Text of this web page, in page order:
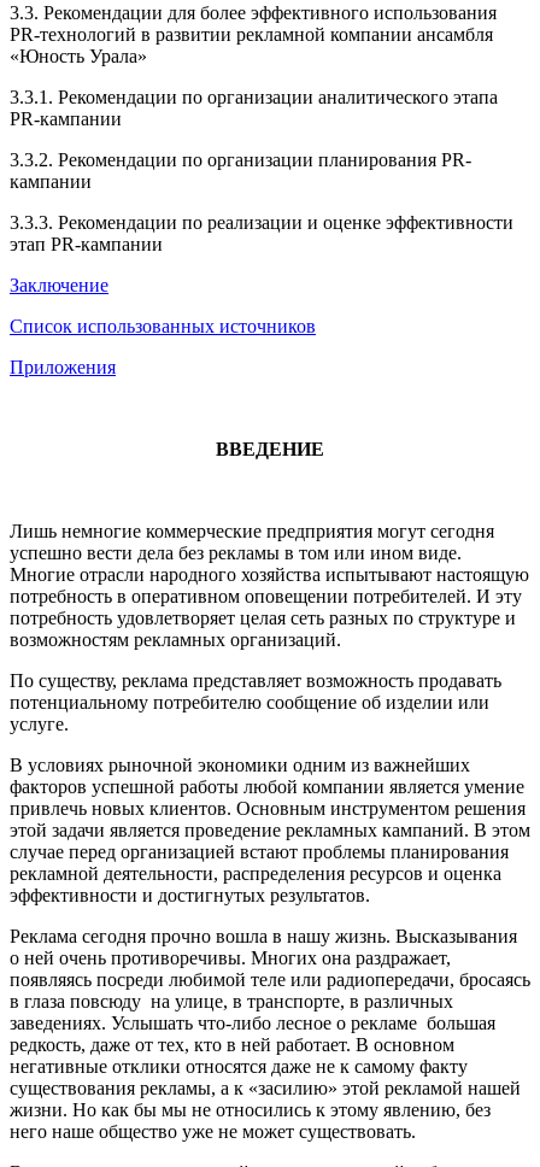
3.3. Рекомендации для более эффективного использования
PR-технологий в развитии рекламной компании ансамбля
«Юность Урала»
3.3.1. Рекомендации по организации аналитического этапа
PR-кампании
3.3.2. Рекомендации по организации планирования PR-
кампании
3.3.3. Рекомендации по реализации и оценке эффективности
этап PR-кампании
Заключение
Список использованных источников
Приложения
ВВЕДЕНИЕ
Лишь немногие коммерческие предприятия могут сегодня
успешно вести дела без рекламы в том или ином виде.
Многие отрасли народного хозяйства испытывают настоящую
потребность в оперативном оповещении потребителей. И эту
потребность удовлетворяет целая сеть разных по структуре и
возможностям рекламных организаций.
По существу, реклама представляет возможность продавать
потенциальному потребителю сообщение об изделии или
услуге.
В условиях рыночной экономики одним из важнейших
факторов успешной работы любой компании является умение
привлечь новых клиентов. Основным инструментом решения
этой задачи является проведение рекламных кампаний. В этом
случае перед организацией встают проблемы планирования
рекламной деятельности, распределения ресурсов и оценка
эффективности и достигнутых результатов.
Реклама сегодня прочно вошла в нашу жизнь. Высказывания
о ней очень противоречивы. Многих она раздражает,
появляясь посреди любимой теле или радиопередачи, бросаясь
в глаза повсюду на улице, в транспорте, в различных
заведениях. Услышать что-либо лесное о рекламе большая
редкость, даже от тех, кто в ней работает. В основном
негативные отклики относятся даже не к самому факту
существования рекламы, а к «засилию» этой рекламой нашей
жизни. Но как бы мы не относились к этому явлению, без
него наше общество уже не может существовать.